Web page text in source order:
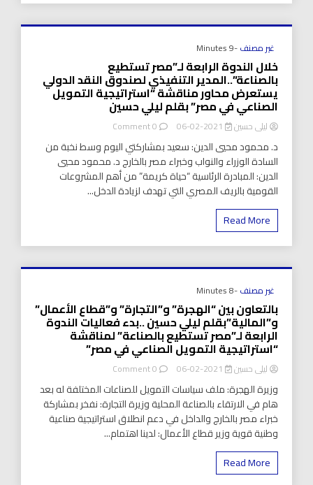
الصناعي
في
حسين
غير مصنف-9 Minutes
خلال الندوة الرابعة لـ”مصر تستطيع
بالصناعة”..المدير التنفيذي لصندوق النقد الدولي
يستعرض محاور مناقشة “استراتيجية التمويل
الصناعي في مصر” بقلم ليلي حسين
ليلى حسين 0 Comment
الندوة
الرابعة
لـ”مصر
تستطيع
بالصناعة”..المدير
الدولي
يستعرض
“استراتيجية
التمويل
الصناعي
في
مصر”
حسين
د. محمود محيي الدين: سعيد بمشاركتي اليوم وسط نخبة من
السادة الوزراء والنواب وخبراء مصر بالخارج د. محمود محيي
الدين: المبادرة الرئاسية “حياة كريمة” من أهم المشروعات
القومية بالريف المصري التي تهدف لزيادة الدخل...
Read More
غير مصنف-8 Minutes
بالتعاون بين “الهجرة” و”التجارة” و”قطاع الأعمال”
و”المالية”بقلم ليلي حسين ..بدء فعاليات الندوة
الرابعة لـ”مصر تستطيع بالصناعة” لمناقشة
“استراتيجية التمويل الصناعي في مصر”
ليلى حسين 0 Comment
بين
“الهجرة”
و”التجارة”
و”قطاع
الأعمال”
وزيرة الهجرة: ملف سياسات التمويل للصناعات المختلفة له بعد
هام في الارتقاء بالصناعة المحلية وزيرة التجارة: نفخر بمشاركة
خبراء مصر بالخارج والداخل في دعم انطلاق استراتيجية صناعية
وطنية قوية وزير قطاع الأعمال: لدينا اهتمام...
Read More